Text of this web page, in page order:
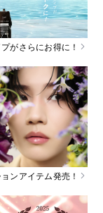
がさらにお得に！
ンアイテム発売！